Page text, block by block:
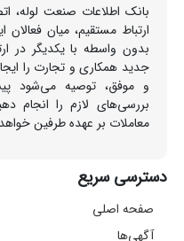
بانک اطلاعات صنعت لوله،
ارتباط مستقیم، میان
بدون واسطه با یکدیگر در
جدید همکاری و تجارت را
و موفق، توصیه می‌شود
بررسی‌های لازم را انجام
معاملات بر عهده طرفین
دسترسی سریع
صفحه اصلی
آگهی‌ها